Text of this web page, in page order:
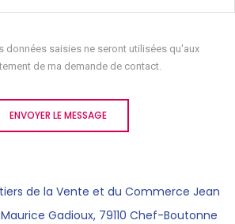
données saisies ne seront utilisées qu'aux
de ma demande de contact.
ENVOYER LE MESSAGE
de la Vente et du Commerce Jean
Gadioux, 79110 Chef-Boutonne